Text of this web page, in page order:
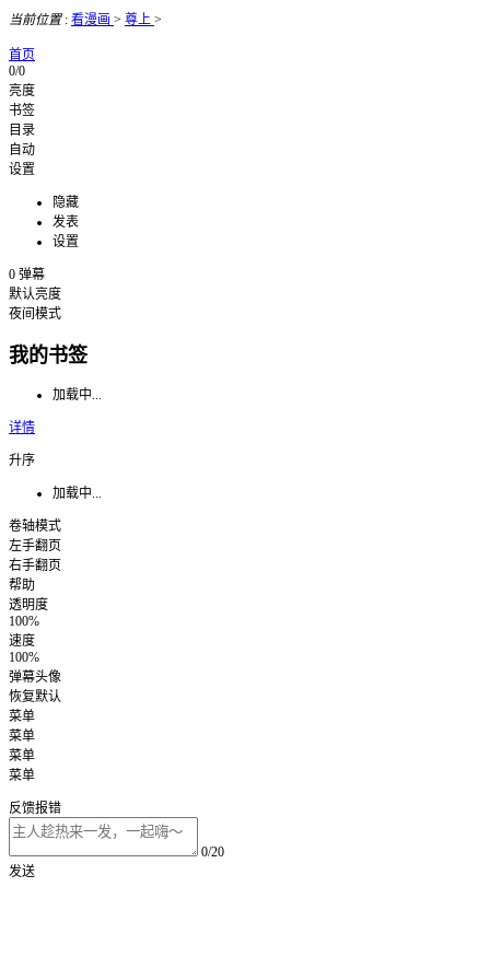
当前位置: 看漫画 > 尊上 >
首页
0/0
亮度
书签
目录
自动
设置
隐藏
发表
设置
0 弹幕
默认亮度
夜间模式
我的书签
加载中...
详情
升序
加载中...
卷轴模式
左手翻页
右手翻页
帮助
透明度
100%
速度
100%
弹幕头像
恢复默认
菜单
菜单
菜单
菜单
反馈报错
0/20
发送